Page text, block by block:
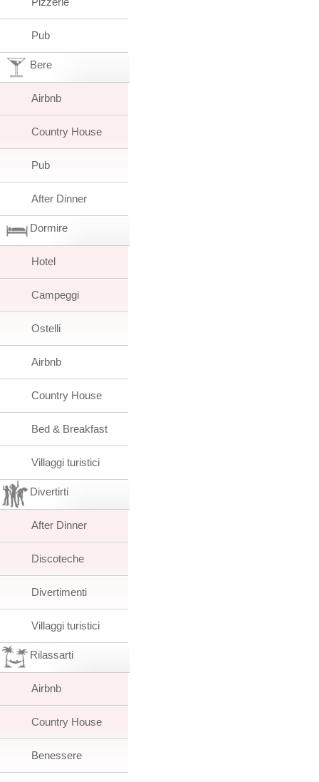
Pub
Bere
Airbnb
Country House
Pub
After Dinner
Dormire
Hotel
Campeggi
Ostelli
Airbnb
Country House
Bed & Breakfast
Villaggi turistici
Divertirti
After Dinner
Discoteche
Divertimenti
Villaggi turistici
Rilassarti
Airbnb
Country House
Benessere